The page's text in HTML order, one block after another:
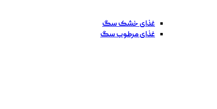
غذای خشک سگ
غذای مرطوب سگ